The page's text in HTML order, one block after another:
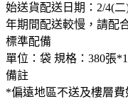
始送貨配送日期：2/4(
年期間配送較慢，請配
標準配備
單位：袋 規格：380張
備註
*偏遠地區不送及樓層